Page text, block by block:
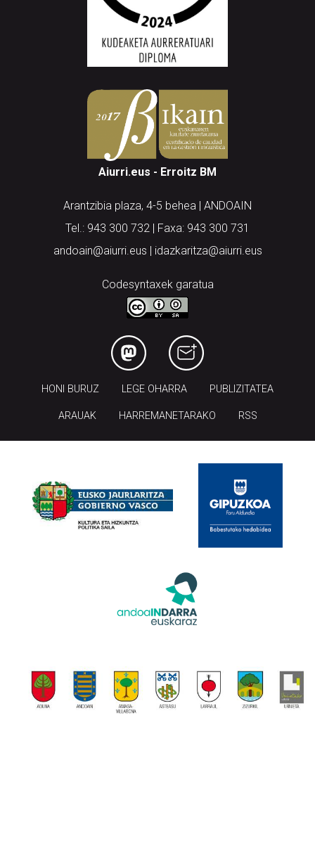
Aiurri.eus - Erroitz BM
Arantzibia plaza, 4-5 behea | ANDOAIN
Tel.: 943 300 732 | Faxa: 943 300 731
andoain@aiurri.eus | idazkaritza@aiurri.eus
Codesyntaxek garatua
HONI BURUZ LEGE OHARRA PUBLIZITATEA
ARAUAK HARREMANETARAKO RSS